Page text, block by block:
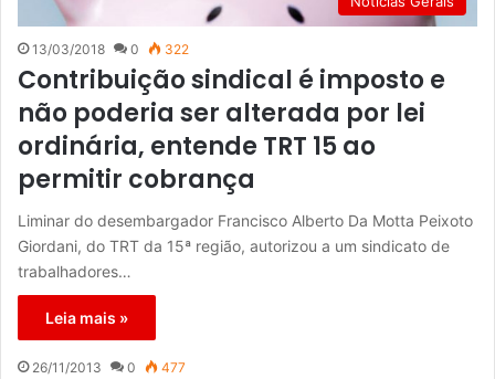
13/03/2018 0 322
Contribuição sindical é imposto e
não poderia ser alterada por lei
ordinária, entende TRT 15 ao
permitir cobrança
Liminar do desembargador Francisco Alberto Da Motta Peixoto
Giordani, do TRT da 15ª região, autorizou a um sindicato de
trabalhadores…
Leia mais »
26/11/2013 0 477